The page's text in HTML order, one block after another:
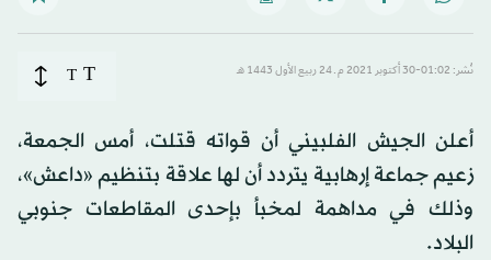
نُشر: 01:02-30 أكتوبر 2021 م ـ 24 ربيع الأول 1443 هـ T
T
أعلن الجيش الفلبيني أن قواته قتلت، أمس الجمعة،
زعيم جماعة إرهابية يتردد أن لها علاقة بتنظيم «داعش»،
وذلك في مداهمة لمخبأ بإحدى المقاطعات جنوبي
البلاد.